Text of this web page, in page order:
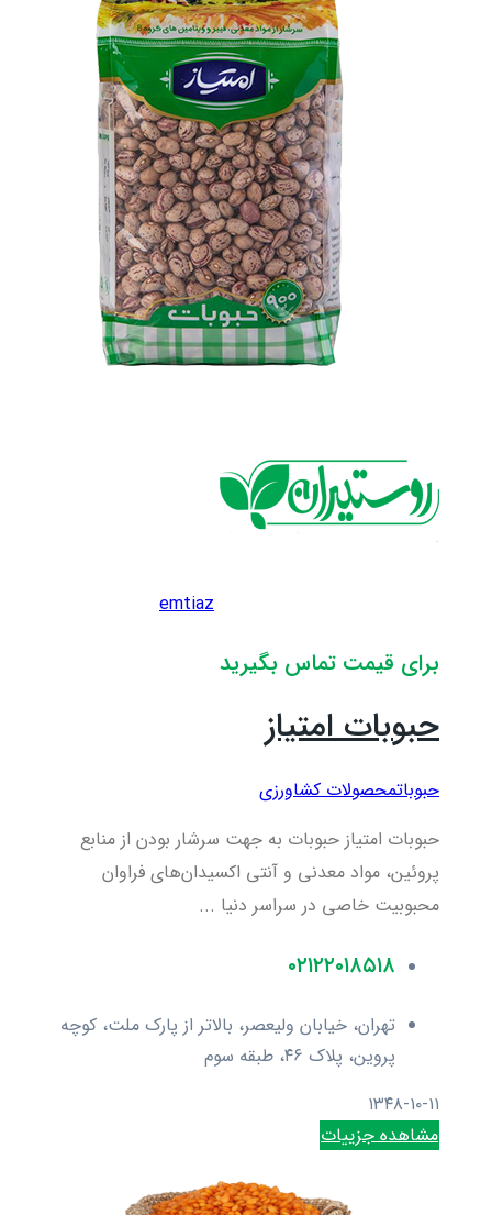
emtiaz
برای قیمت تماس بگیرید
حبوبات امتیاز
حبوباتمحصولات کشاورزی
حبوبات امتیاز حبوبات به جهت سرشار بودن از منابع
پروئین، مواد معدنی و آنتی اکسیدان‌های فراوان
محبوبیت خاصی در سراسر دنیا ...
۰۲۱۲۲۰۱۸۵۱۸
تهران، خیابان ولیعصر، بالاتر از پارک ملت، کوچه
پروین، پلاک ۴۶، طبقه سوم
۱۳۴۸-۱۰-۱۱
مشاهده جزییات